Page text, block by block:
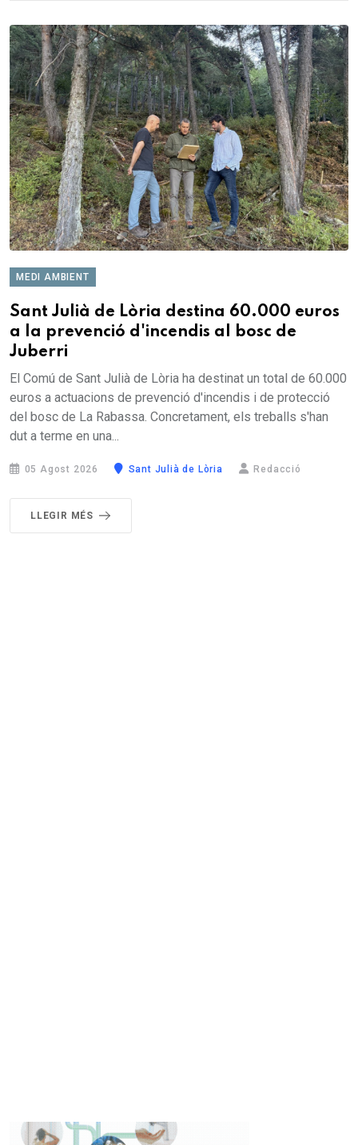
MEDI AMBIENT
Sant Julià de Lòria destina 60.000 euros
a la prevenció d'incendis al bosc de
Juberri
El Comú de Sant Julià de Lòria ha destinat un total de 60.000
euros a actuacions de prevenció d'incendis i de protecció
del bosc de La Rabassa. Concretament, els treballs s'han
dut a terme en una...
05 Agost 2026 Sant Julià de Lòria Redacció
LLEGIR MÉS